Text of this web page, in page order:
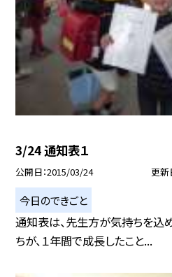
3/24 通知表１
公開日 2015/03/24 更新
今日のできごと
通知表は、先生方が気持ちを込
ちが、１年間で成長したこと...